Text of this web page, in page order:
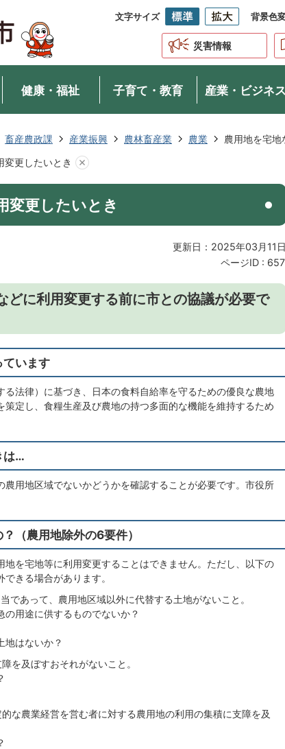
文字サイズ 背景色
災害情報
健康・福祉 子育て・教育 産業・ビジネス
畜産農政課 産業振興 農林畜産業 農業
農用地を宅地
変更したいとき
変更したいとき
更新日：2025年03月11日
ページID : 657
どに利用変更する前に市との協議が必要で
ています
法律）に基づき、日本の食料自給率を守るための優良な農地
定し、食糧生産及び農地の持つ多面的な機能を維持するため
は…
農用地区域でないかどうかを確認することが必要です。市役所
（農用地除外の6要件）
を宅地等に利用変更することはできません。ただし、以下の
きる場合があります。
であって、農用地区域以外に代替する土地がないこと。
の用途に供するものでないか？
地はないか？
を及ぼすおそれがないこと。
な農業経営を営む者に対する農用地の利用の集積に支障を及